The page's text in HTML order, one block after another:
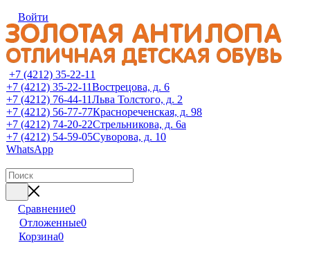
Войти
+7 (4212) 35-22-11
+7 (4212) 35-22-11Вострецова, д. 6
+7 (4212) 76-44-11Льва Толстого, д. 2
+7 (4212) 56-77-77Краснореченская, д. 98
+7 (4212) 74-20-22Стрельникова, д. 6а
+7 (4212) 54-59-05Суворова, д. 10
WhatsApp
Сравнение0
Отложенные0
Корзина0